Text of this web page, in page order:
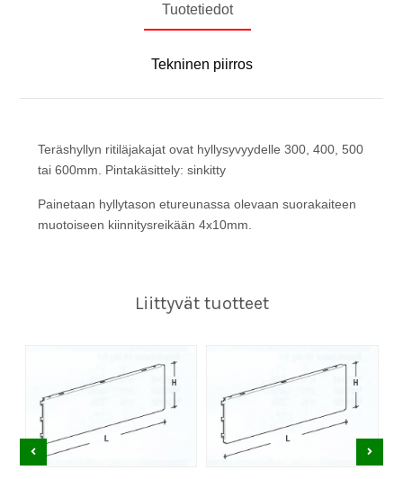
Tuotetiedot
Tekninen piirros
Teräshyllyn ritiläjakajat ovat hyllysyvyydelle 300, 400, 500
tai 600mm. Pintakäsittely: sinkitty
Painetaan hyllytason etureunassa olevaan suorakaiteen
muotoiseen kiinnitysreikään 4x10mm.
Liittyvät tuotteet